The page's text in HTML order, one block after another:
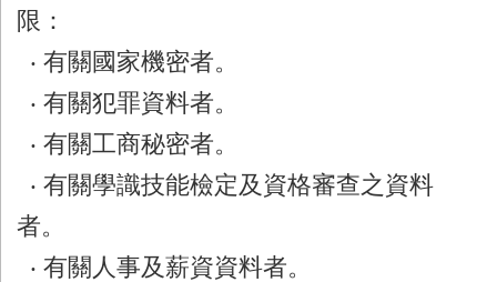
限：
‧ 有關國家機密者。
‧ 有關犯罪資料者。
‧ 有關工商秘密者。
‧ 有關學識技能檢定及資格審查之資料
者。
‧ 有關人事及薪資資料者。